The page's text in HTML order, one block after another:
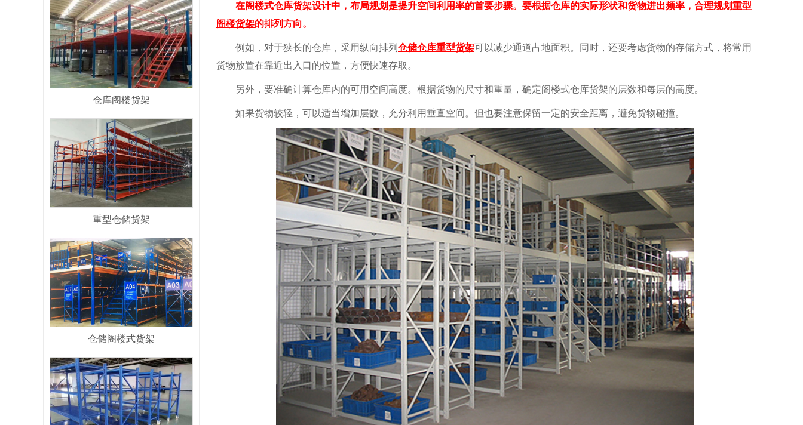
仓库阁楼货架
重型仓储货架
仓储阁楼式货架
在阁楼式仓库货架设计中，布局规划是提升空间利用率的首要步骤。要根据仓库的实际形状和货物进出频率，合理规划重型
阁楼货架的排列方向。
例如，对于狭长的仓库，采用纵向排列 仓储仓库重型货架可以减少通道占地面积。同时，还要考虑货物的存储方式，将常用
货物放置在靠近出入口的位置，方便快速存取。
另外，要准确计算仓库内的可用空间高度。根据货物的尺寸和重量，确定阁楼式仓库货架的层数和每层的高度。
如果货物较轻，可以适当增加层数，充分利用垂直空间。但也要注意保留一定的安全距离，避免货物碰撞。